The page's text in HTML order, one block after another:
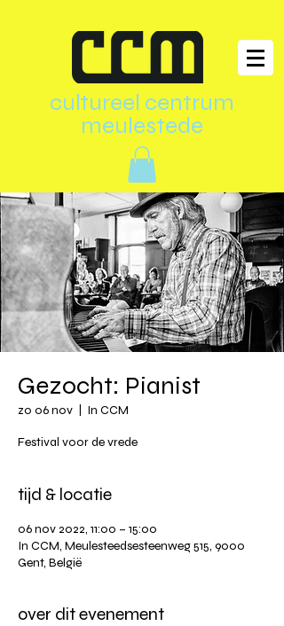
cultureel centrum
meulestede
Gezocht: Pianist
zo 06 nov In CCM
Festival voor de vrede
tijd & locatie
06 nov 2022, 11:00 – 15:00
In CCM, Meulesteedsesteenweg 515, 9000
Gent, België
over dit evenement